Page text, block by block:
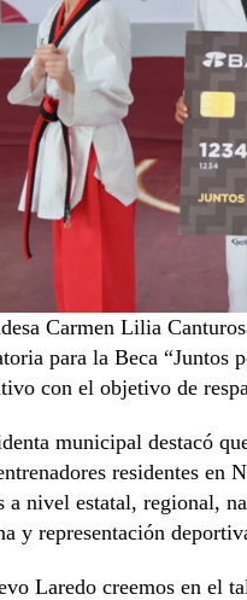
Carmen Lilia
para la Beca “Juntos
con el objetivo de
municipal destacó
residentes en
a nivel estatal, regional,
y representación
Laredo creemos en el